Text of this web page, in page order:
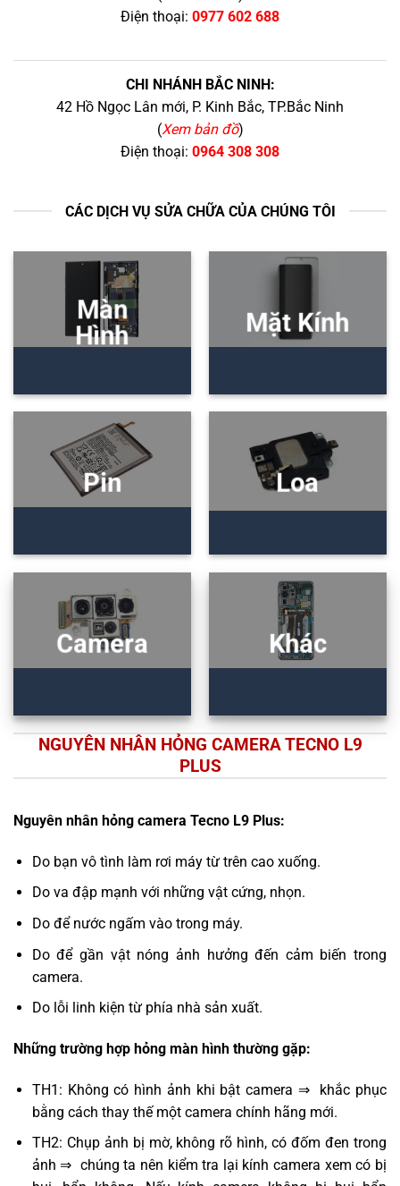
Điện thoại: 0977 602 688
CHI NHÁNH BẮC NINH:
42 Hồ Ngọc Lân mới, P. Kinh Bắc, TP.Bắc Ninh
(Xem bản đồ)
Điện thoại: 0964 308 308
CÁC DỊCH VỤ SỬA CHỮA CỦA CHÚNG TÔI
Màn
Hình
Mặt Kính
Pin Loa
Camera Khác
NGUYÊN NHÂN HỎNG CAMERA TECNO L9
PLUS
Nguyên nhân hỏng camera Tecno L9 Plus:
Do bạn vô tình làm rơi máy từ trên cao xuống.
Do va đập mạnh với những vật cứng, nhọn.
Do để nước ngấm vào trong máy.
Do để gần vật nóng ảnh hưởng đến cảm biến trong
camera.
Do lỗi linh kiện từ phía nhà sản xuất.
Những trường hợp hỏng màn hình thường gặp:
TH1: Không có hình ảnh khi bật camera ⇒ khắc phục
bằng cách thay thế một camera chính hãng mới.
TH2: Chụp ảnh bị mờ, không rõ hình, có đốm đen trong
ảnh ⇒ chúng ta nên kiểm tra lại kính camera xem có bị